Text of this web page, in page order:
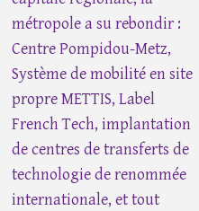
métropole a su rebondir :
Centre Pompidou-Metz,
Système de mobilité en site
propre METTIS, Label
French Tech, implantation
de centres de transferts de
technologie de renommée
internationale, et tout